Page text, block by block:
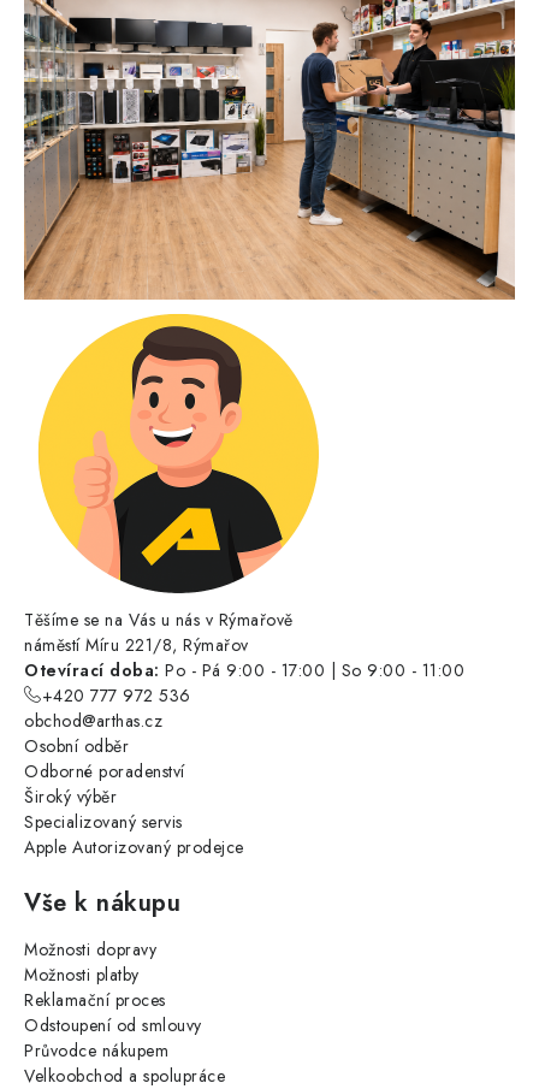
Těšíme se na Vás u nás v Rýmařově
náměstí Míru 221/8, Rýmařov
Otevírací doba: Po - Pá 9:00 - 17:00 | So 9:00 - 11:00
+420 777 972 536
obchod@arthas.cz
Osobní odběr
Odborné poradenství
Široký výběr
Specializovaný servis
Apple Autorizovaný prodejce
Vše k nákupu
Možnosti dopravy
Možnosti platby
Reklamační proces
Odstoupení od smlouvy
Průvodce nákupem
Velkoobchod a spolupráce